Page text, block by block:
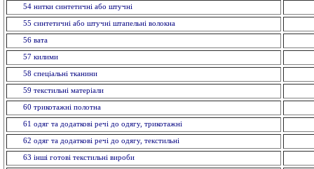
54 нитки синтетичні або штучні
55 синтетичні або штучні штапельнi волокна
56 вата
57 килими
58 спецiальнi тканини
59 текстильнi матерiали
60 трикотажні полотна
61 одяг та додаткові речі до одягу, трикотажні
62 одяг та додаткові речі до одягу, текстильні
63 іншi готовi текстильні вироби